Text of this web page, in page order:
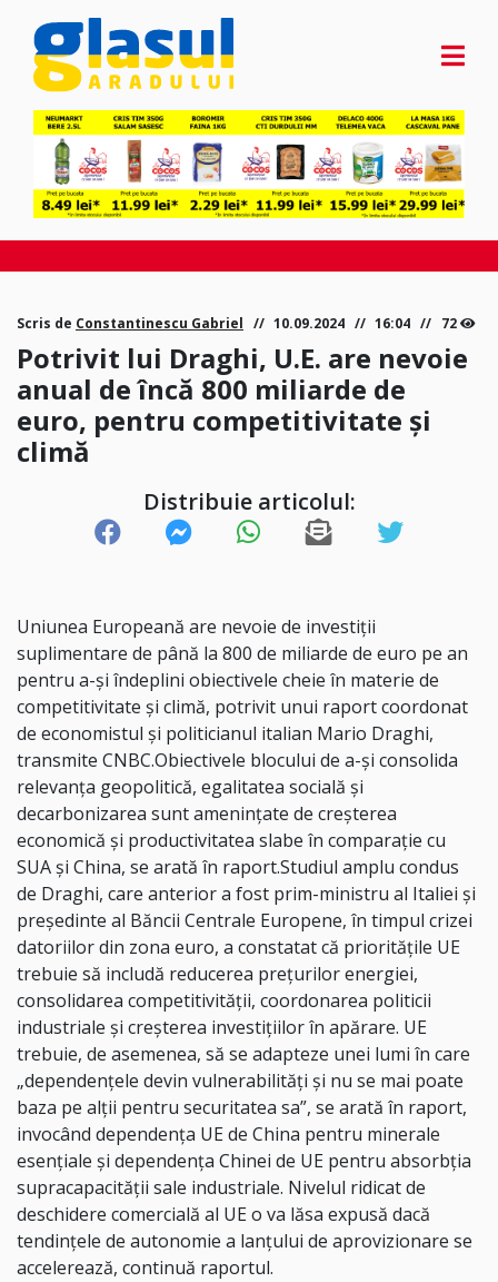
Scris de Constantinescu Gabriel 10.09.2024 16:04 72
Potrivit lui Draghi, U.E. are nevoie
anual de încă 800 miliarde de
euro, pentru competitivitate și
climă
Distribuie articolul:
Uniunea Europeană are nevoie de investiţii
suplimentare de până la 800 de miliarde de euro pe an
pentru a-şi îndeplini obiectivele cheie în materie de
competitivitate şi climă, potrivit unui raport coordonat
de economistul şi politicianul italian Mario Draghi,
transmite CNBC.Obiectivele blocului de a-şi consolida
relevanţa geopolitică, egalitatea socială şi
decarbonizarea sunt ameninţate de creşterea
economică şi productivitatea slabe în comparaţie cu
SUA şi China, se arată în raport.Studiul amplu condus
de Draghi, care anterior a fost prim-ministru al Italiei şi
preşedinte al Băncii Centrale Europene, în timpul crizei
datoriilor din zona euro, a constatat că priorităţile UE
trebuie să includă reducerea preţurilor energiei,
consolidarea competitivităţii, coordonarea politicii
industriale şi creşterea investiţiilor în apărare. UE
trebuie, de asemenea, să se adapteze unei lumi în care
„dependenţele devin vulnerabilităţi şi nu se mai poate
baza pe alţii pentru securitatea sa”, se arată în raport,
invocând dependenţa UE de China pentru minerale
esenţiale şi dependenţa Chinei de UE pentru absorbţia
supracapacităţii sale industriale. Nivelul ridicat de
deschidere comercială al UE o va lăsa expusă dacă
tendinţele de autonomie a lanţului de aprovizionare se
accelerează, continuă raportul.